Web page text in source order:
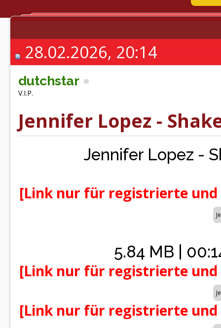
28.02.2026, 20:14
dutchstar
V.I.P.
Jennifer Lopez -
Jennifer Lopez -
[Link nur für registrierte
5.84 MB |
[Link nur für registrierte
[Link nur für registrierte